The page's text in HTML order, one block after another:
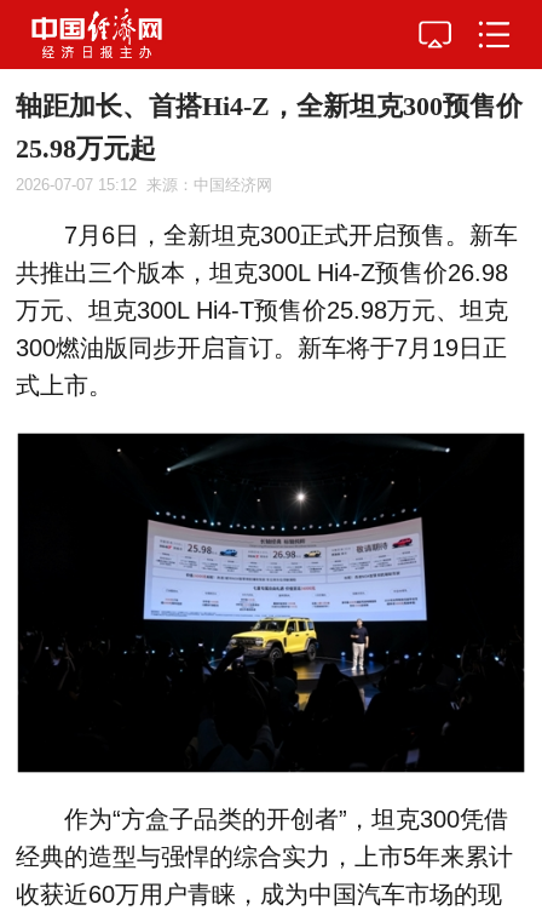
轴距加长、首搭Hi4-Z，全新坦克300预售价
25.98万元起
2026-07-07 15:12 来源：中国经济网
7月6日，全新坦克300正式开启预售。新车
共推出三个版本，坦克300L Hi4-Z预售价26.98
万元、坦克300L Hi4-T预售价25.98万元、坦克
300燃油版同步开启盲订。新车将于7月19日正
式上市。
作为“方盒子品类的开创者”，坦克300凭借
经典的造型与强悍的综合实力，上市5年来累计
收获近60万用户青睐，成为中国汽车市场的现